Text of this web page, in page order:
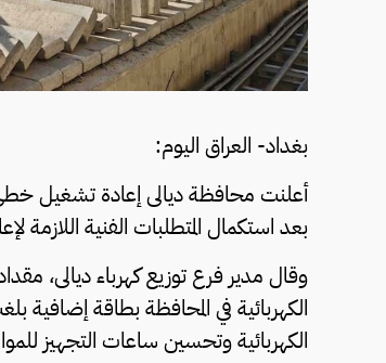
بغداد- العراق اليوم:
بعد استكمال المتطلبات الفنية اللازمة
وقال مدير فرع توزيع كهرباء ديالى،
الكهربائية وتحسين ساعات التجهيز